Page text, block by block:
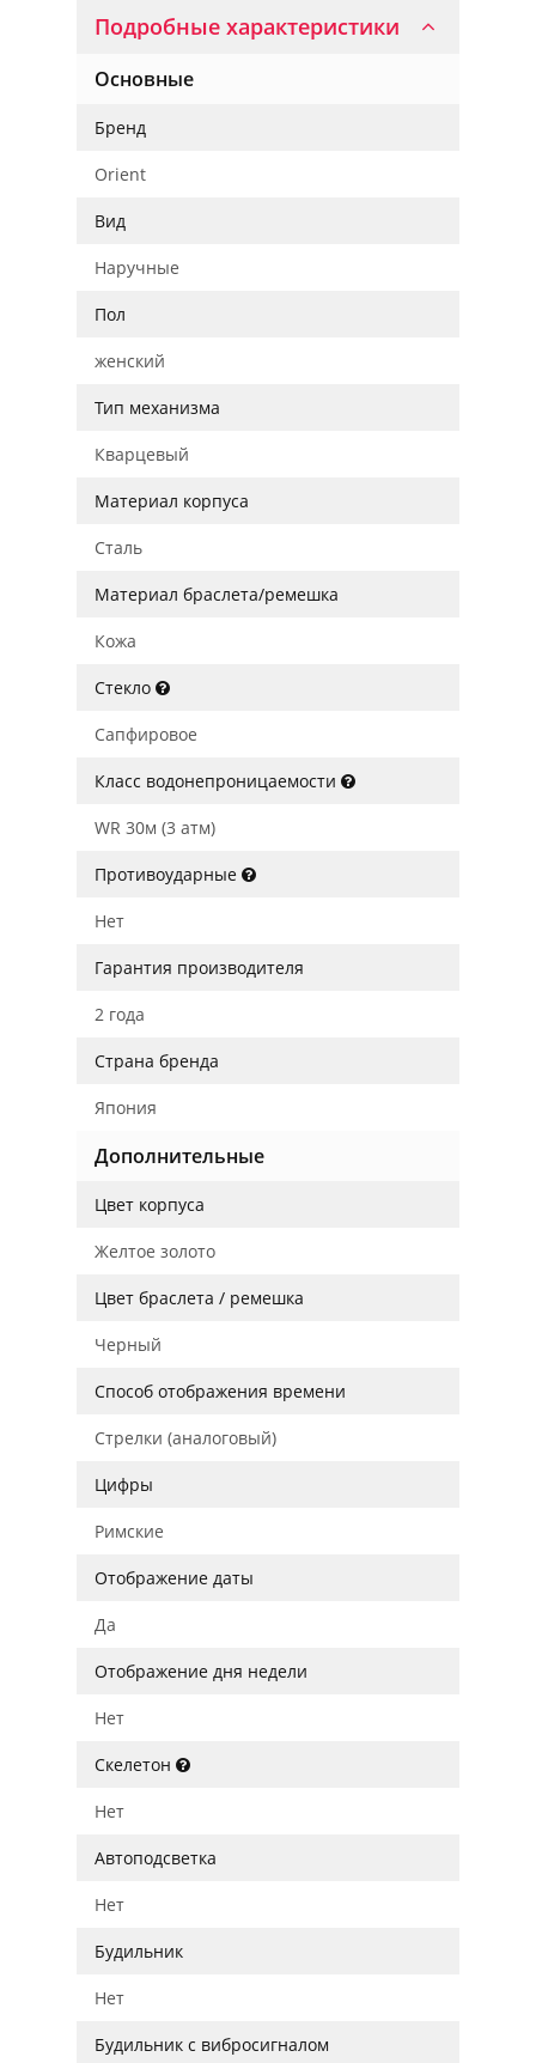
Подробные характеристики
Основные
Бренд
Orient
Вид
Наручные
Пол
женский
Тип механизма
Кварцевый
Материал корпуса
Сталь
Материал браслета/ремешка
Кожа
Стекло
Сапфировое
Класс водонепроницаемости
WR 30м (3 атм)
Противоударные
Нет
Гарантия производителя
2 года
Страна бренда
Япония
Дополнительные
Цвет корпуса
Желтое золото
Цвет браслета / ремешка
Черный
Способ отображения времени
Стрелки (аналоговый)
Цифры
Римские
Отображение даты
Да
Отображение дня недели
Нет
Скелетон
Нет
Автоподсветка
Нет
Будильник
Нет
Будильник с вибросигналом